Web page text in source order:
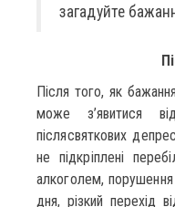
загадуйте
Після того, як
може з’явитися
післясвяткових
не підкріплені
алкоголем,
дня, різкий перехід